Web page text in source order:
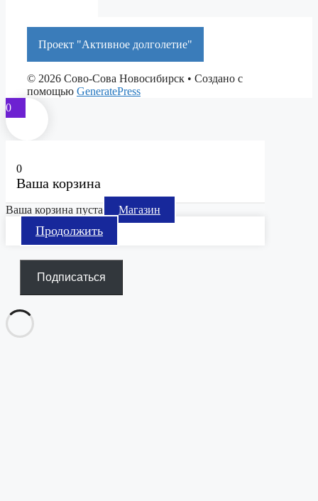
Проект "Активное долголетие"
© 2026 Сово-Сова Новосибирск • Создано с
помощью GeneratePress
0
0
Ваша корзина
Ваша корзина пуста Магазин
Продолжить
Подписаться